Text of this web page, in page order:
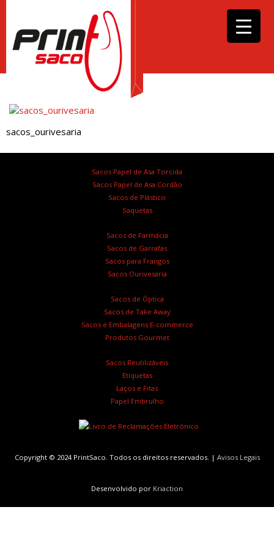
sacos_ourivesaria
Sacos Papel de Asa Torcida
Sacos Papel de Asa Cordão
Sacos de Plástico
Saquetas
Sacos de Farmácia
Sacos de Garrafas
Sacos para Frangos
Sacos Ourivesaria
Sacos de Óptica
Sacos de Take Away
Sacos e Embalagens E-commerce
Produtos Gourmet
Sacos Reutilizáveis
Etiquetas
Laços e Fitas
Papel Embrulho
Copyright © 2024 PrintSaco. Todos os direitos reservados. | Avisos Legais
Desenvolvido por Kriaction